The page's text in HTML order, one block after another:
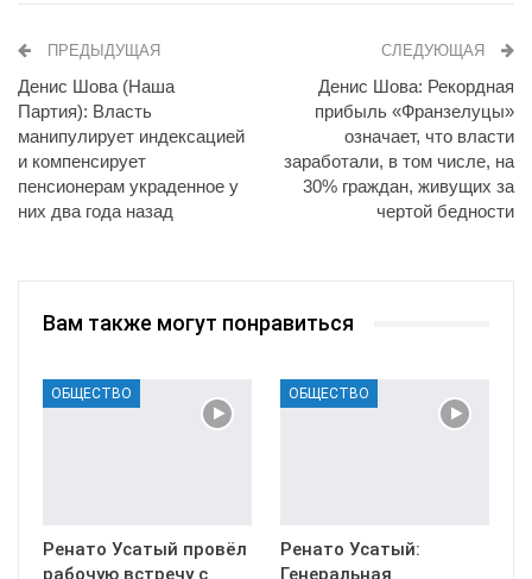
ПРЕДЫДУЩАЯ
Денис Шова (Наша
Партия): Власть
манипулирует индексацией
и компенсирует
пенсионерам украденное у
них два года назад
СЛЕДУЮЩАЯ
Денис Шова: Рекордная
прибыль «Франзелуцы»
означает, что власти
заработали, в том числе, на
30% граждан, живущих за
чертой бедности
Вам также могут понравиться
ОБЩЕСТВО
Ренато Усатый провёл
рабочую встречу с
ОБЩЕСТВО
Ренато Усатый:
Генеральная